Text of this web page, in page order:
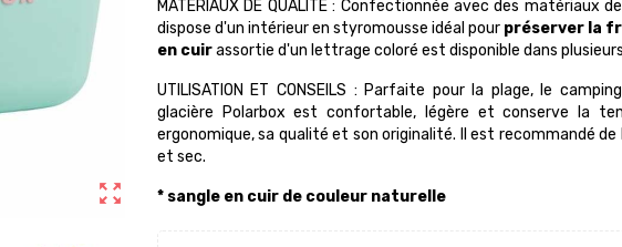
zoom_out_map
MATÉRIAUX DE QUALITÉ : Confectionnée avec des matériaux
dispose d'un intérieur en styromousse idéal pourpréserver la
en cuirassortie d'un lettrage coloré est disponible dans
UTILISATION ET CONSEILS : Parfaite pour la plage, le
glacière Polarbox est confortable, légère et conserve la
ergonomique, sa qualité et son originalité. Il est recommandé
et sec.
* sangle en cuir de couleur naturelle